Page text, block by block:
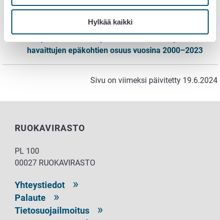
Hylkää kaikki
havaittujen epäkohtien osuus vuosina 2000–2023
Sivu on viimeksi päivitetty 19.6.2024
RUOKAVIRASTO
PL 100
00027 RUOKAVIRASTO
Yhteystiedot
Palaute
Tietosuojailmoitus